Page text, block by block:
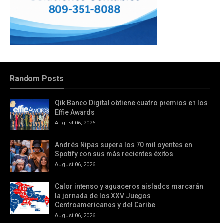
Random Posts
Qik Banco Digital obtiene cuatro premios en los
Effie Awards
August 06, 2026
Andrés Nipas supera los 70 mil oyentes en
Spotify con sus más recientes éxitos
August 06, 2026
Calor intenso y aguaceros aislados marcarán
la jornada de los XXV Juegos
Centroamericanos y del Caribe
August 06, 2026